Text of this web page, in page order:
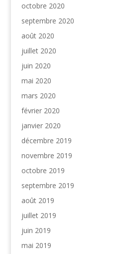
octobre 2020
septembre 2020
août 2020
juillet 2020
juin 2020
mai 2020
mars 2020
février 2020
janvier 2020
décembre 2019
novembre 2019
octobre 2019
septembre 2019
août 2019
juillet 2019
juin 2019
mai 2019